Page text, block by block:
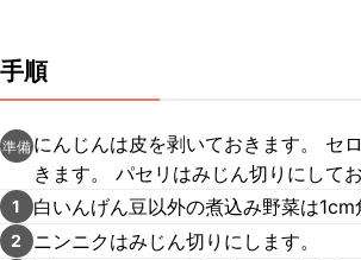
手順
準備 にんじんは皮を剥いておきます。 セ
きます。 パセリはみじん切りにしてお
1 白いんげん豆以外の煮込み野菜は1cm
2 ニンニクはみじん切りにします。